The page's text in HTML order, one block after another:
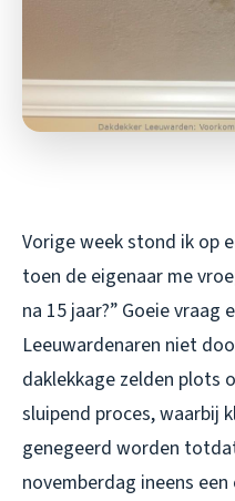
Vorige week stond ik op
toen de eigenaar me
na 15 jaar?” Goeie
Leeuwardenaren niet
daklekkage zelden plots
sluipend proces, waarbij
genegeerd worden
novemberdag ineens